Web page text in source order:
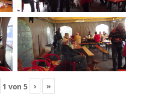
1 von 5 › »